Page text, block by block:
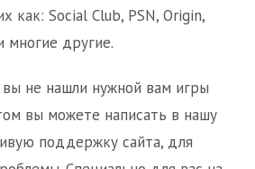
как: Social Club, PSN, Origin,
многие другие.
не нашли нужной вам игры
вы можете написать в нашу
поддержку сайта, для